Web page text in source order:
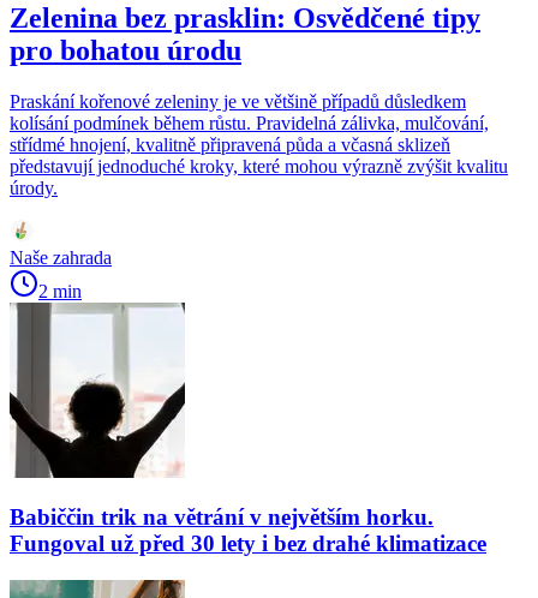
Zelenina bez prasklin: Osvědčené tipy
pro bohatou úrodu
Praskání kořenové zeleniny je ve většině případů důsledkem
kolísání podmínek během růstu. Pravidelná zálivka, mulčování,
střídmé hnojení, kvalitně připravená půda a včasná sklizeň
představují jednoduché kroky, které mohou výrazně zvýšit kvalitu
úrody.
Naše zahrada
2 min
Babiččin trik na větrání v největším horku.
Fungoval už před 30 lety i bez drahé klimatizace